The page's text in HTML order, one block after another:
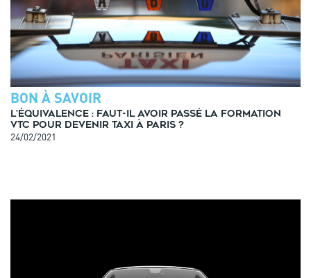
BON À SAVOIR
L’équivalence : faut-il avoir passé la formation
VTC pour devenir taxi à Paris ?
24/02/2021